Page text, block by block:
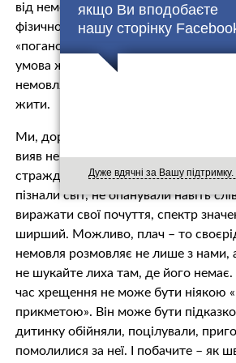
якщо Ви вподобаєте
нашу сторінку
Дуже вдячні за Вашу підтримку.
від немовляти? До речі, дитина
фізичному народженні, але чомусь
«поганою прикметою». Навпаки, цей
умова життя, адже перший крик
немовляти, даючи змогу
жити.
Ми, дорослі, звикли сприймати
вияв негативних емоцій, пов’язаних
стражданнями, болем. Але для
пізнали світ, не опанували навіть
виражати свої почуття, спектр
ширший. Можливо, плач – то
немовля розмовляє не лише з нами,
не шукайте лиха там, де його
час хрещення не може бути ніякою
прикметою». Він може бути
дитинку обійняли, поцілували,
помолилися за неї. І побачите – як